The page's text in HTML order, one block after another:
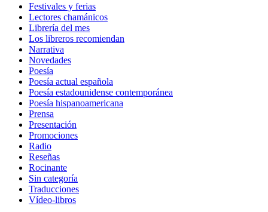
Festivales y ferias
Lectores chamánicos
Librería del mes
Los libreros recomiendan
Narrativa
Novedades
Poesía
Poesía actual española
Poesía estadounidense contemporánea
Poesía hispanoamericana
Prensa
Presentación
Promociones
Radio
Reseñas
Rocinante
Sin categoría
Traducciones
Vídeo-libros